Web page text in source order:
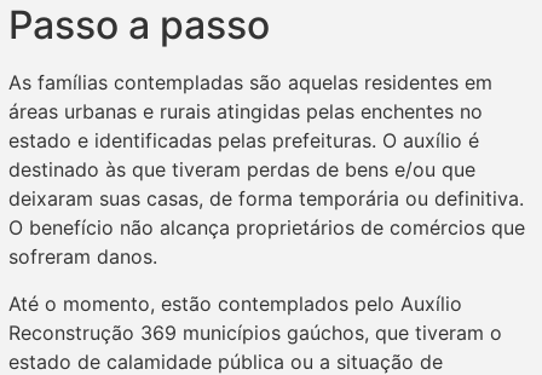
Passo a passo
As famílias contempladas são aquelas residentes em
áreas urbanas e rurais atingidas pelas enchentes no
estado e identificadas pelas prefeituras. O auxílio é
destinado às que tiveram perdas de bens e/ou que
deixaram suas casas, de forma temporária ou definitiva.
O benefício não alcança proprietários de comércios que
sofreram danos.
Até o momento, estão contemplados pelo Auxílio
Reconstrução 369 municípios gaúchos, que tiveram o
estado de calamidade pública ou a situação de